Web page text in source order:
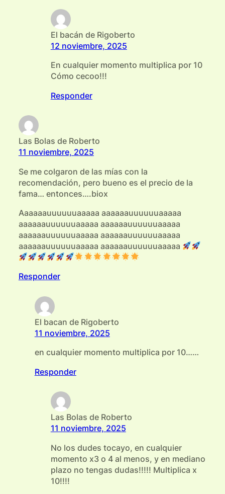
El bacán de Rigoberto
12 noviembre, 2025
En cualquier momento multiplica por 10
Cómo cecoo!!!
Responder
Las Bolas de Roberto
11 noviembre, 2025
Se me colgaron de las mías con la
recomendación, pero bueno es el precio de la
fama… entonces….biox
Aaaaaauuuuuuaaaaa aaaaaauuuuuuaaaaa
aaaaaauuuuuuaaaaa aaaaaauuuuuuaaaaa
aaaaaauuuuuuaaaaa aaaaaauuuuuuaaaaa
aaaaaauuuuuuaaaaa aaaaaauuuuuuaaaaa
Responder
El bacan de Rigoberto
11 noviembre, 2025
en cualquier momento multiplica por 10……
Responder
Las Bolas de Roberto
11 noviembre, 2025
No los dudes tocayo, en cualquier
momento x3 o 4 al menos, y en mediano
plazo no tengas dudas!!!!! Multiplica x
10!!!!